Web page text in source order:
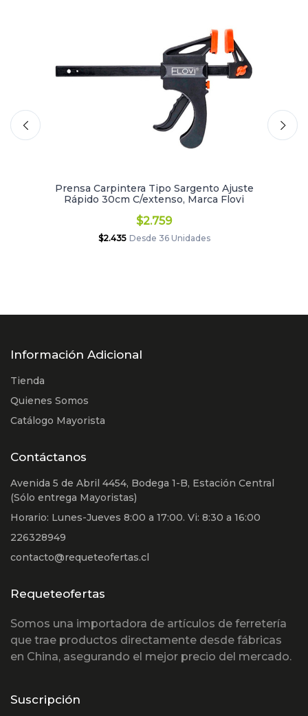
Prensa Carpintera Tipo Sargento Ajuste
Rápido 30cm C/extenso, Marca Flovi
$2.759
$2.435 Desde 36 Unidades
Información Adicional
Tienda
Quienes Somos
Catálogo Mayorista
Contáctanos
Avenida 5 de Abril 4454, Bodega 1-B, Estación Central
(Sólo entrega Mayoristas)
Horario: Lunes-Jueves 8:00 a 17:00. Vi: 8:30 a 16:00
226328949
contacto@requeteofertas.cl
Requeteofertas
Somos una importadora de artículos de ferretería
que trae productos directamente desde fábricas
en China, asegurando el mejor precio del mercado.
Suscripción